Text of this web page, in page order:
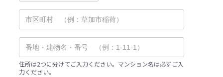
住所は2つに分けてご入力ください。マンション名は必ずご入
力ください。